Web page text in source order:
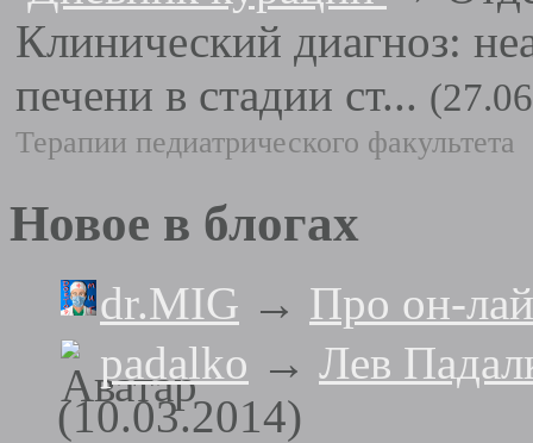
Клинический диагноз:
печени в стадии ст...
Терапии педиатрического факультета
Новое в блогах
dr.MIG → Про он-
padalko → Лев
(10.03.2014)